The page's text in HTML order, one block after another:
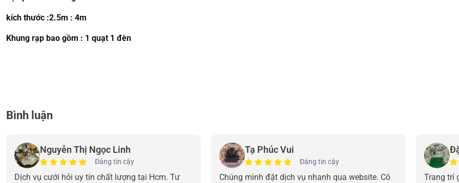
kích thước :2.5m : 4m
Khung rạp bao gồm : 1 quạt 1 đèn
Bình luận
Nguyễn Thị Ngọc Linh
Đáng tin cậy
Dịch vụ cưới hỏi uy tín chất lượng tại Hcm. Tư
Tạ Phúc Vui
Đáng tin cậy
Chúng mình đặt dịch vụ nhanh qua website. Cô
Trang trí